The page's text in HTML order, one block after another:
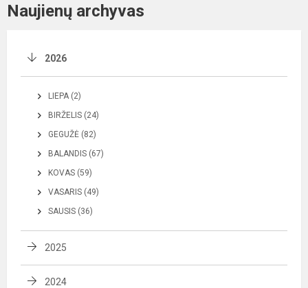
Naujienų archyvas
2026
LIEPA (2)
BIRŽELIS (24)
GEGUŽĖ (82)
BALANDIS (67)
KOVAS (59)
VASARIS (49)
SAUSIS (36)
2025
2024